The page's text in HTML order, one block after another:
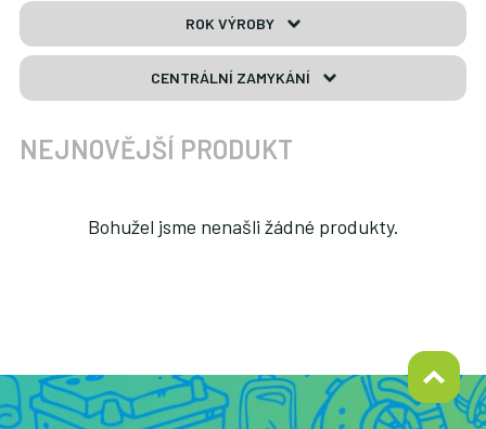
ROK VÝROBY
CENTRÁLNÍ ZAMYKÁNÍ
NEJNOVĚJŠÍ PRODUKT
Bohužel jsme nenašli žádné produkty.